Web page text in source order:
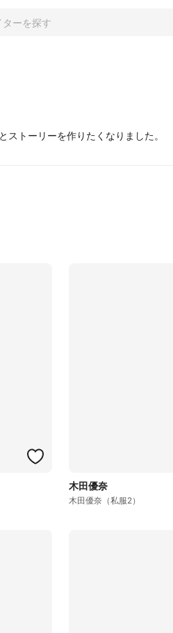
トーリーを作りたくなりました。
木田優奈
木田優奈（私服2）